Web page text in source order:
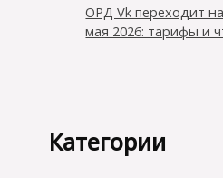
ОРД Vk переходит
мая 2026: тарифы и
Категории